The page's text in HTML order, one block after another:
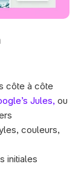
côte à côte
Jules, ou
couleurs,
initiales